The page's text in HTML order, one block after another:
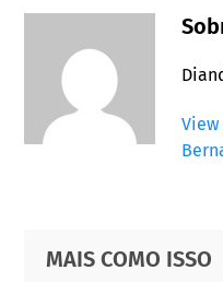
Primary
Footer
MAIS COMO ISSO